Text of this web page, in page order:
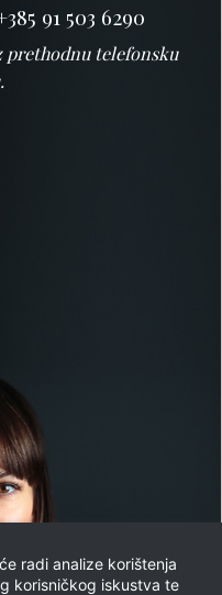
91 503 6290
prethodnu telefonsku
radi analize korištenja
korisničkog iskustva te